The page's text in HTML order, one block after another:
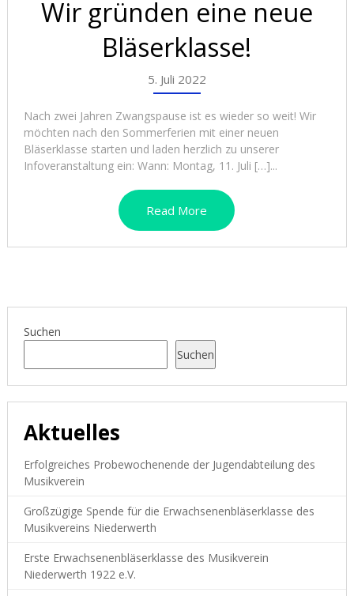
Wir gründen eine neue
Bläserklasse!
5. Juli 2022
Nach zwei Jahren Zwangspause ist es wieder so weit! Wir
möchten nach den Sommerferien mit einer neuen
Bläserklasse starten und laden herzlich zu unserer
Infoveranstaltung ein: Wann: Montag, 11. Juli […]...
Read More
Suchen
Suchen
Aktuelles
Erfolgreiches Probewochenende der Jugendabteilung des
Musikverein
Großzügige Spende für die Erwachsenenbläserklasse des
Musikvereins Niederwerth
Erste Erwachsenenbläserklasse des Musikverein
Niederwerth 1922 e.V.